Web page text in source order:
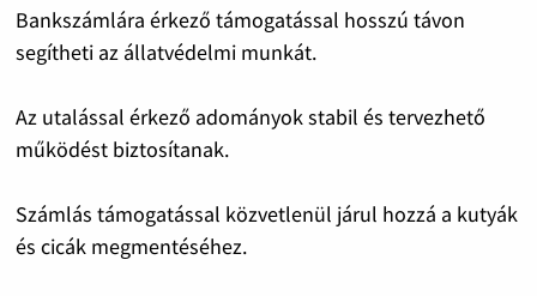
Bankszámlára érkező támogatással hosszú távon
segítheti az állatvédelmi munkát.
Az utalással érkező adományok stabil és tervezhető
működést biztosítanak.
Számlás támogatással közvetlenül járul hozzá a kutyák
és cicák megmentéséhez.